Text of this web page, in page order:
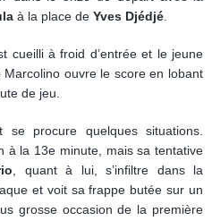
à la place de Yves Djédjé
cueilli à froid d’entrée et le jeune
ouvre le score en lobant
de jeu.
procure quelques situations.
à la 13e minute, mais sa tentative
, quant à lui, s’infiltre dans la
et voit sa frappe butée sur un
grosse occasion de la première